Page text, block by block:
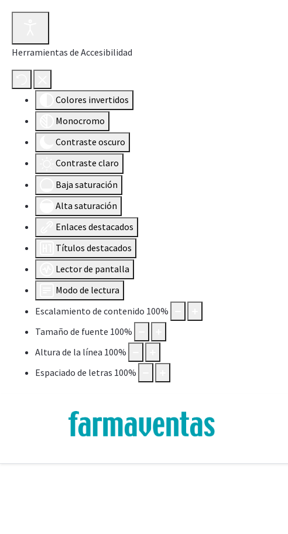
Herramientas de Accesibilidad
Colores invertidos
Monocromo
Contraste oscuro
Contraste claro
Baja saturación
Alta saturación
Enlaces destacados
Títulos destacados
Lector de pantalla
Modo de lectura
Escalamiento de contenido 100%
Tamaño de fuente 100%
Altura de la línea 100%
Espaciado de letras 100%